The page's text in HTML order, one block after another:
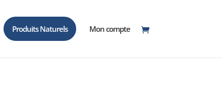
Produits Naturels Mon compte